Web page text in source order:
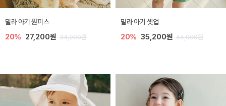
밀라 아기 원피스
20% 27,200원 34,000원
밀라 아기 셋업
20% 35,200원 44,000원